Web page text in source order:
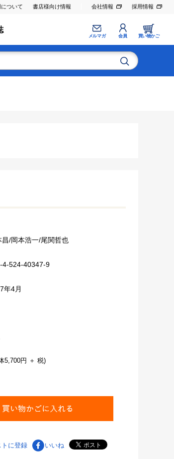
ついて 書店様向け情報 会社情報 採用情報
メルマガ 会員 買い物かご
昌/岡本浩一/尾関哲也
4-524-40347-9
年4月
5,700円 ＋ 税)
に登録 いいね